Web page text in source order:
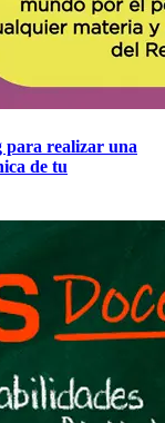
para realizar una
de tu